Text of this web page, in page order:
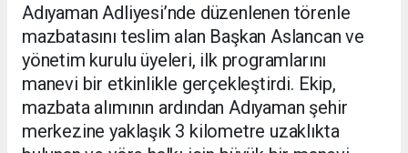
Adıyaman Adliyesi’nde düzenlenen törenle
mazbatasını teslim alan Başkan Aslancan ve
yönetim kurulu üyeleri, ilk programlarını
manevi bir etkinlikle gerçekleştirdi. Ekip,
mazbata alımının ardından Adıyaman şehir
merkezine yaklaşık 3 kilometre uzaklıkta